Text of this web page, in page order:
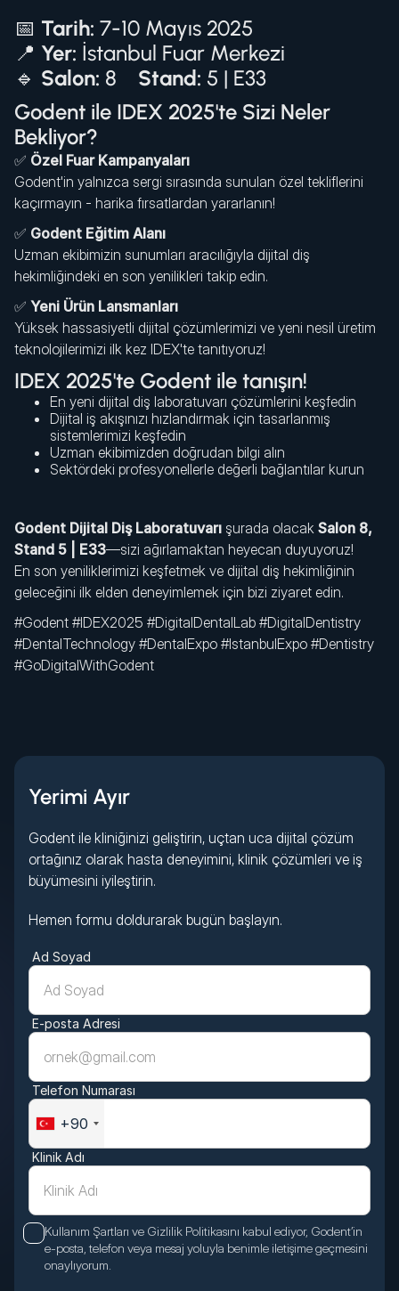
📅 Tarih: 7-10 Mayıs 2025
📍 Yer: İstanbul Fuar Merkezi
🔹 Salon: 8 Stand: 5 | E33
Godent ile IDEX 2025'te Sizi Neler
Bekliyor?
✅ Özel Fuar Kampanyaları
Godent'in yalnızca sergi sırasında sunulan özel tekliflerini
kaçırmayın - harika fırsatlardan yararlanın!
✅ Godent Eğitim Alanı
Uzman ekibimizin sunumları aracılığıyla dijital diş
hekimliğindeki en son yenilikleri takip edin.
✅ Yeni Ürün Lansmanları
Yüksek hassasiyetli dijital çözümlerimizi ve yeni nesil üretim
teknolojilerimizi ilk kez IDEX'te tanıtıyoruz!
IDEX 2025'te Godent ile tanışın!
En yeni dijital diş laboratuvarı çözümlerini keşfedin
Dijital iş akışınızı hızlandırmak için tasarlanmış
sistemlerimizi keşfedin
Uzman ekibimizden doğrudan bilgi alın
Sektördeki profesyonellerle değerli bağlantılar kurun
Godent Dijital Diş Laboratuvarı şurada olacak Salon 8,
Stand 5 | E33—sizi ağırlamaktan heyecan duyuyoruz!
En son yeniliklerimizi keşfetmek ve dijital diş hekimliğinin
geleceğini ilk elden deneyimlemek için bizi ziyaret edin.
#Godent #IDEX2025 #DigitalDentalLab #DigitalDentistry
#DentalTechnology #DentalExpo #IstanbulExpo #Dentistry
#GoDigitalWithGodent
Yerimi Ayır
Godent ile kliniğinizi geliştirin, uçtan uca dijital çözüm
ortağınız olarak hasta deneyimini, klinik çözümleri ve iş
büyümesini iyileştirin.
Hemen formu doldurarak bugün başlayın.
Ad Soyad
E-posta Adresi
Telefon Numarası
+90
Klinik Adı
Kullanım Şartları ve Gizlilik Politikasını kabul ediyor, Godent’in
e-posta, telefon veya mesaj yoluyla benimle iletişime geçmesini
onaylıyorum.